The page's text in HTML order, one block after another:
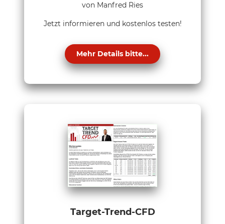
von Manfred Ries
Jetzt informieren und kostenlos testen!
Mehr Details bitte...
Target-Trend-CFD